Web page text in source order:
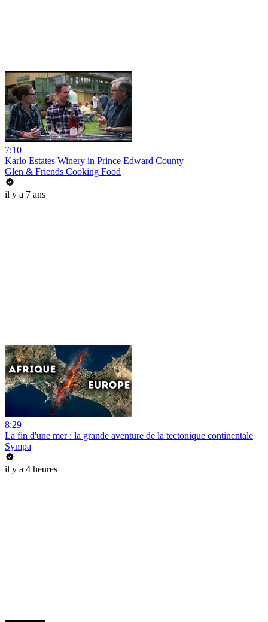
7:10
Karlo Estates Winery in Prince Edward County
Glen & Friends Cooking Food
il y a 7 ans
8:29
La fin d'une mer : la grande aventure de la tectonique continentale
Sympa
il y a 4 heures